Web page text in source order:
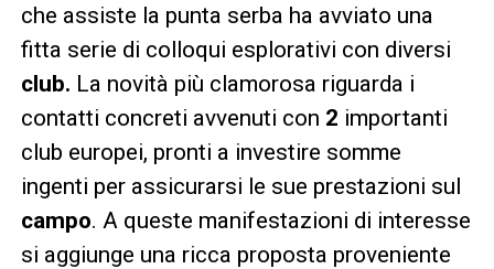
che assiste la punta serba ha avviato una
fitta serie di colloqui esplorativi con diversi
club. La novità più clamorosa riguarda i
contatti concreti avvenuti con 2 importanti
club europei, pronti a investire somme
ingenti per assicurarsi le sue prestazioni sul
campo. A queste manifestazioni di interesse
si aggiunge una ricca proposta proveniente